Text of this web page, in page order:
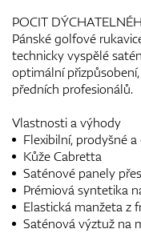
POCIT
Pánské golfové
technicky vyspělé
optimální
předních profesionálů.
Vlastnosti a výhody
Flexibilní, prodyšné
Kůže Cabretta
Saténové panely
Prémiová syntetika
Elastická manžeta z
Saténová výztuž na